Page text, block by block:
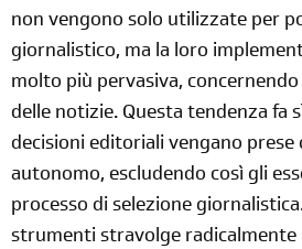
non vengono solo utilizzate per
giornalistico, ma la loro
molto più pervasiva,
delle notizie. Questa tendenza fa
decisioni editoriali vengano
autonomo, escludendo così gli
processo di selezione
strumenti stravolge radicalmente